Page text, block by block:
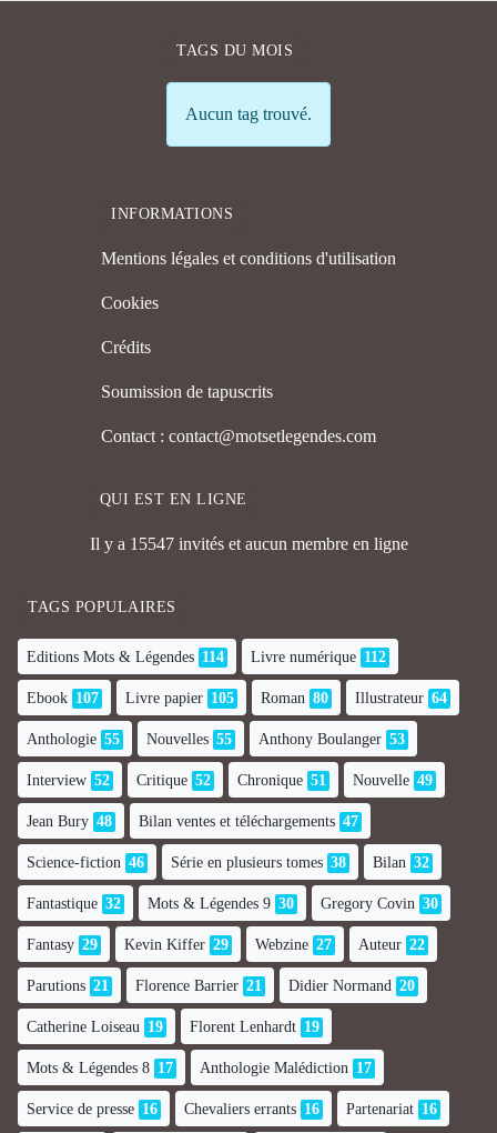
TAGS DU MOIS
Info
Aucun tag trouvé.
INFORMATIONS
Mentions légales et conditions d'utilisation
Cookies
Crédits
Soumission de tapuscrits
Contact : contact@motsetlegendes.com
QUI EST EN LIGNE
Il y a 15547 invités et aucun membre en ligne
TAGS POPULAIRES
Editions Mots & Légendes 114 Livre numérique 112
Ebook 107 Livre papier 105 Roman 80 Illustrateur 64
Anthologie 55 Nouvelles 55 Anthony Boulanger 53
Interview 52 Critique 52 Chronique 51 Nouvelle 49
Jean Bury 48 Bilan ventes et téléchargements 47
Science-fiction 46 Série en plusieurs tomes 38 Bilan 32
Fantastique 32 Mots & Légendes 9 30 Gregory Covin 30
Fantasy 29 Kevin Kiffer 29 Webzine 27 Auteur 22
Parutions 21 Florence Barrier 21 Didier Normand 20
Catherine Loiseau 19 Florent Lenhardt 19
Mots & Légendes 8 17 Anthologie Malédiction 17
Service de presse 16 Chevaliers errants 16 Partenariat 16